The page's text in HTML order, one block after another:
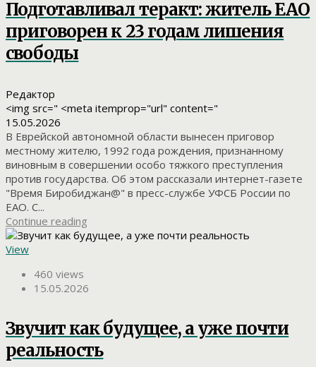
Подготавливал теракт: житель ЕАО
приговорен к 23 годам лишения
свободы
Редактор
<img src=" <meta itemprop="url" content="
15.05.2026
В Еврейской автономной области вынесен приговор
местному жителю, 1992 года рождения, признанному
виновным в совершении особо тяжкого преступления
против государства. Об этом рассказали интернет-газете
"Время Биробиджан@" в пресс-службе УФСБ России по
ЕАО. С...
Continue reading
View
460 views
15.05.2026
Звучит как будущее, а уже почти
реальность